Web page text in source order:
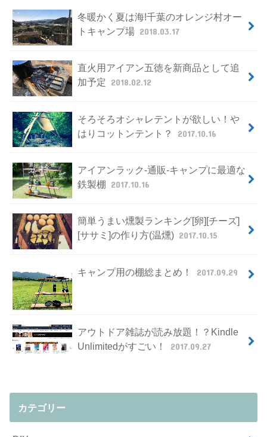
冬暖かく夏は海!千葉のオレンジ村オー
トキャンプ場 2018.03.17
直火用アイアン五徳を新商品として追
加予定 2018.02.12
そろそろオシャレテントが欲しい！や
はりコットンテント？
2017.10.16
アイアンラック-通販-キャンプに最適な
鉄製棚 2017.10.16
簡単うまい燻製ランキング[卵][チーズ]
[ササミ]の作り方(温燻) 2017.10.15
キャンプ用の棚総まとめ！ 2017.09.29
アウトドア雑誌が読み放題！？Kindle
Unlimitedがすごい！
2017.09.27
カテゴリー